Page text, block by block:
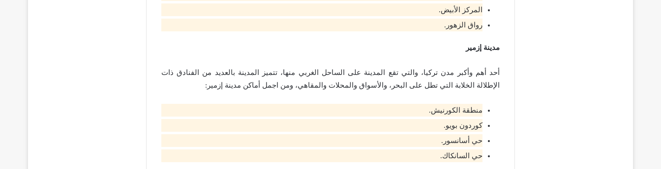
المركز الأبيض.
رواق الزهور.
مدينة إزمير
أحد أهم وأكبر مدن تركيا، والتي تقع المدينة على الساحل الغربي منها، تتميز المدينة بالعديد من الفنادق ذات
الإطلالة الخلابة التي تطل على البحر، والأسواق والمحلات والمقاهي، ومن اجمل أماكن مدينة إزمير:
منطقة الكورنيش.
كوردون بويو.
حي أسانسور.
حي السانكاك.